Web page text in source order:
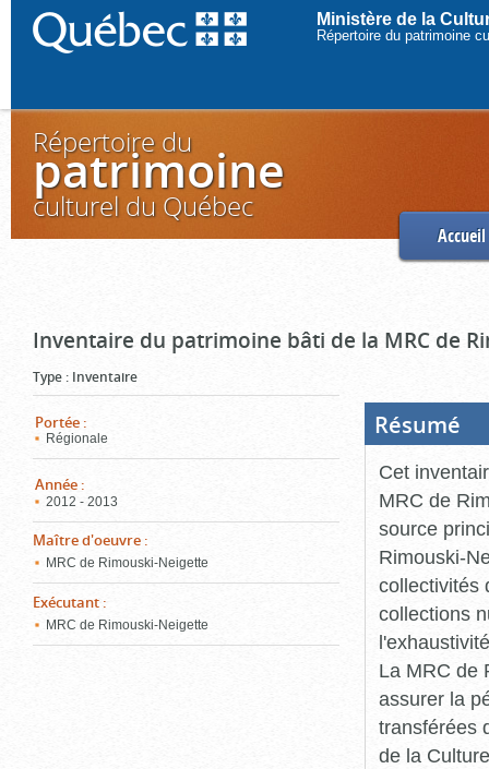
Ministère de la
Répertoire du patrimoine
Répertoire du
patrimoine
culturel du Québec
Accueil
Inventaire du patrimoine bâti de la MRC de
Type : Inventaire
Portée :
Régionale
Année :
2012 - 2013
Maître d'oeuvre :
MRC de Rimouski-Neigette
Exécutant :
MRC de Rimouski-Neigette
Résumé
Cet
MRC de
source
Rimouski-
collectivités
collections
La MRC de
assurer la
transférées
de la